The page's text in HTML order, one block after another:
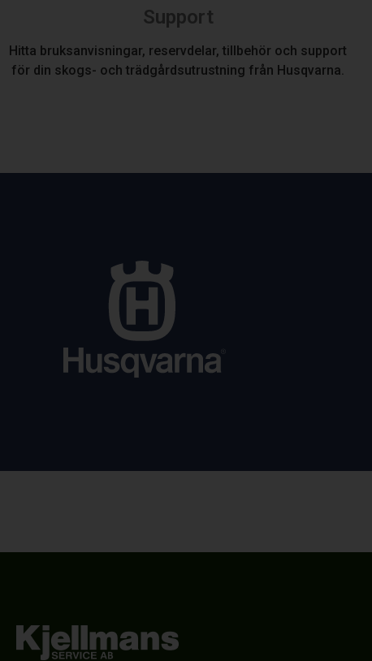
Support
Hitta bruksanvisningar, reservdelar, tillbehör och support
för din skogs- och trädgårdsutrustning från Husqvarna.